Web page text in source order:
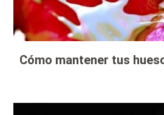
Cómo mantener tus